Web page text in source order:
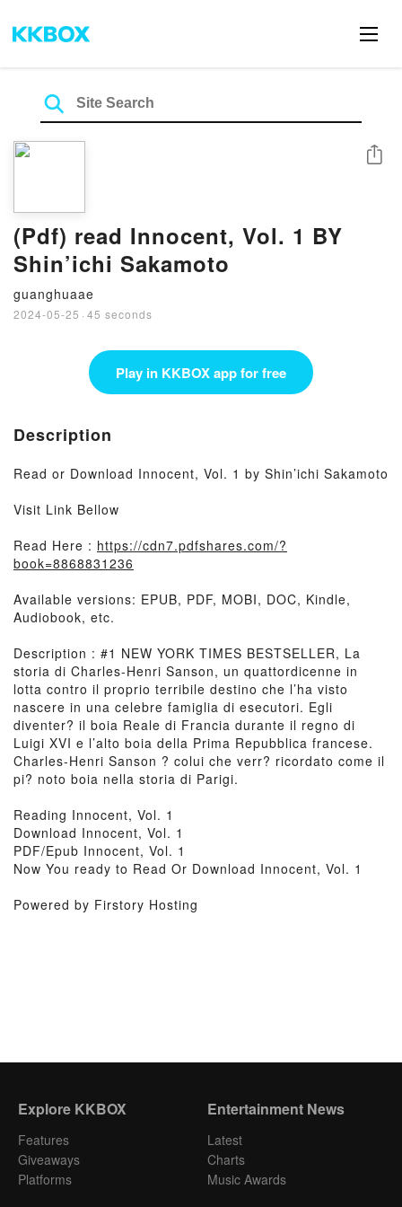
(Pdf) read Innocent, Vol. 1 BY
Shin’ichi Sakamoto
guanghuaae
2024-05-25 · 45 seconds
Share
Play in KKBOX app for free
Description
Read or Download Innocent, Vol. 1 by Shin’ichi Sakamoto
Visit Link Bellow
Read Here : https://cdn7.pdfshares.com/?
book=8868831236
Available versions: EPUB, PDF, MOBI, DOC, Kindle,
Audiobook, etc.
Description : #1 NEW YORK TIMES BESTSELLER, La
storia di Charles-Henri Sanson, un quattordicenne in
lotta contro il proprio terribile destino che l’ha visto
nascere in una celebre famiglia di esecutori. Egli
diventer? il boia Reale di Francia durante il regno di
Luigi XVI e l’alto boia della Prima Repubblica francese.
Charles-Henri Sanson ? colui che verr? ricordato come il
pi? noto boia nella storia di Parigi.
Reading Innocent, Vol. 1
Download Innocent, Vol. 1
PDF/Epub Innocent, Vol. 1
Now You ready to Read Or Download Innocent, Vol. 1
Powered by Firstory Hosting
Explore KKBOX
Features
Giveaways
Platforms
Entertainment News
Latest
Charts
Music Awards